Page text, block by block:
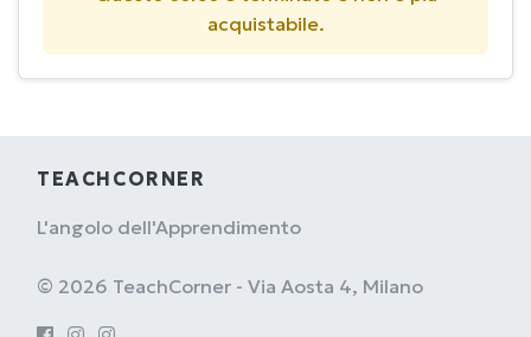
acquistabile.
TEACHCORNER
L'angolo dell'Apprendimento
© 2026 TeachCorner - Via Aosta 4, Milano